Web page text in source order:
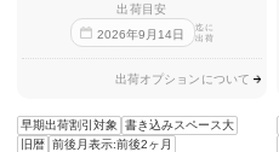
出荷目安
2026年9 月 14日
迄に
出荷
出荷オプションについて
早期出荷割引対象
書き込みスペース大
旧暦 前後月表示:前後2ヶ月